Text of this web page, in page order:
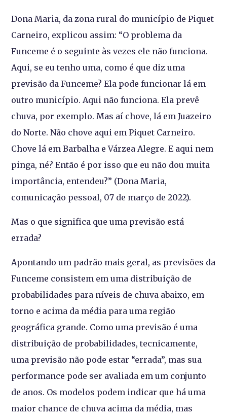
Dona Maria, da zona rural do município de Piquet
Carneiro, explicou assim: “O problema da
Funceme é o seguinte às vezes ele não funciona.
Aqui, se eu tenho uma, como é que diz uma
previsão da Funceme? Ela pode funcionar lá em
outro município. Aqui não funciona. Ela prevê
chuva, por exemplo. Mas aí chove, lá em Juazeiro
do Norte. Não chove aqui em Piquet Carneiro.
Chove lá em Barbalha e Várzea Alegre. E aqui nem
pinga, né? Então é por isso que eu não dou muita
importância, entendeu?” (Dona Maria,
comunicação pessoal, 07 de março de 2022).
Mas o que significa que uma previsão está
errada?
Apontando um padrão mais geral, as previsões da
Funceme consistem em uma distribuição de
probabilidades para níveis de chuva abaixo, em
torno e acima da média para uma região
geográfica grande. Como uma previsão é uma
distribuição de probabilidades, tecnicamente,
uma previsão não pode estar “errada”, mas sua
performance pode ser avaliada em um conjunto
de anos. Os modelos podem indicar que há uma
maior chance de chuva acima da média, mas